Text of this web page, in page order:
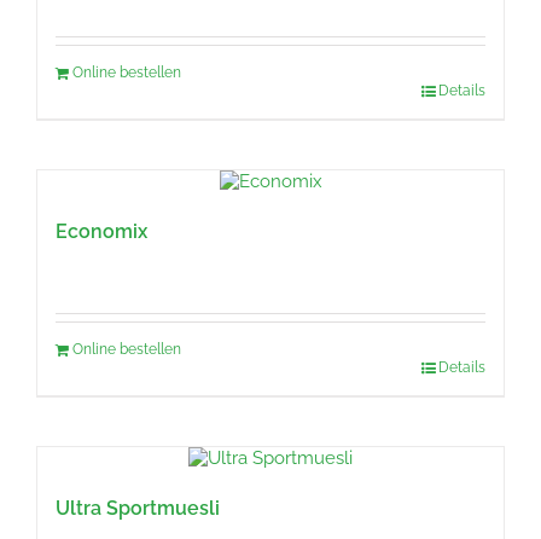
Online bestellen
Details
Economix
Online bestellen
Details
Ultra Sportmuesli